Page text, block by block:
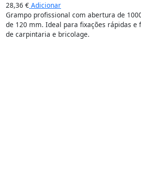
28,36 € Adicionar
Grampo profissional com abertura de
de 120 mm. Ideal para fixações rápidas e
de carpintaria e bricolage.